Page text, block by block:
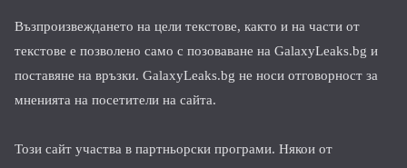
Възпроизвеждането на цели текстове, както и на части от
текстове е позволено само с позоваване на GalaxyLeaks.bg и
поставяне на връзки. GalaxyLeaks.bg не носи отговорност за
мненията на посетители на сайта.
Този сайт участва в партньорски програми. Някои от